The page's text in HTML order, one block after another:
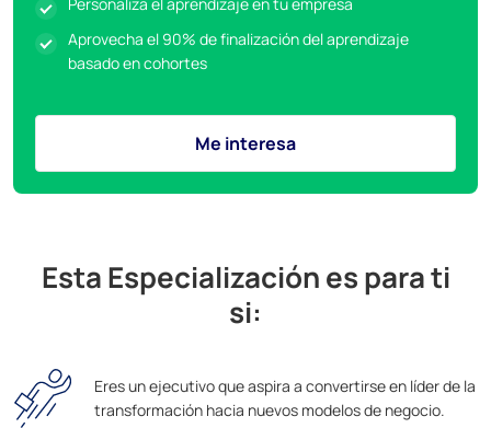
Aprovecha el 90% de finalización del aprendizaje
basado en cohortes
Me interesa
Esta Especialización es para ti
si:
Eres un ejecutivo que aspira a convertirse en líder de la
transformación hacia nuevos modelos de negocio.